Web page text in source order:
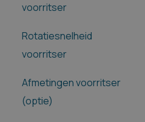
voorritser
Rotatiesnelheid
voorritser
Afmetingen voorritser
(optie)